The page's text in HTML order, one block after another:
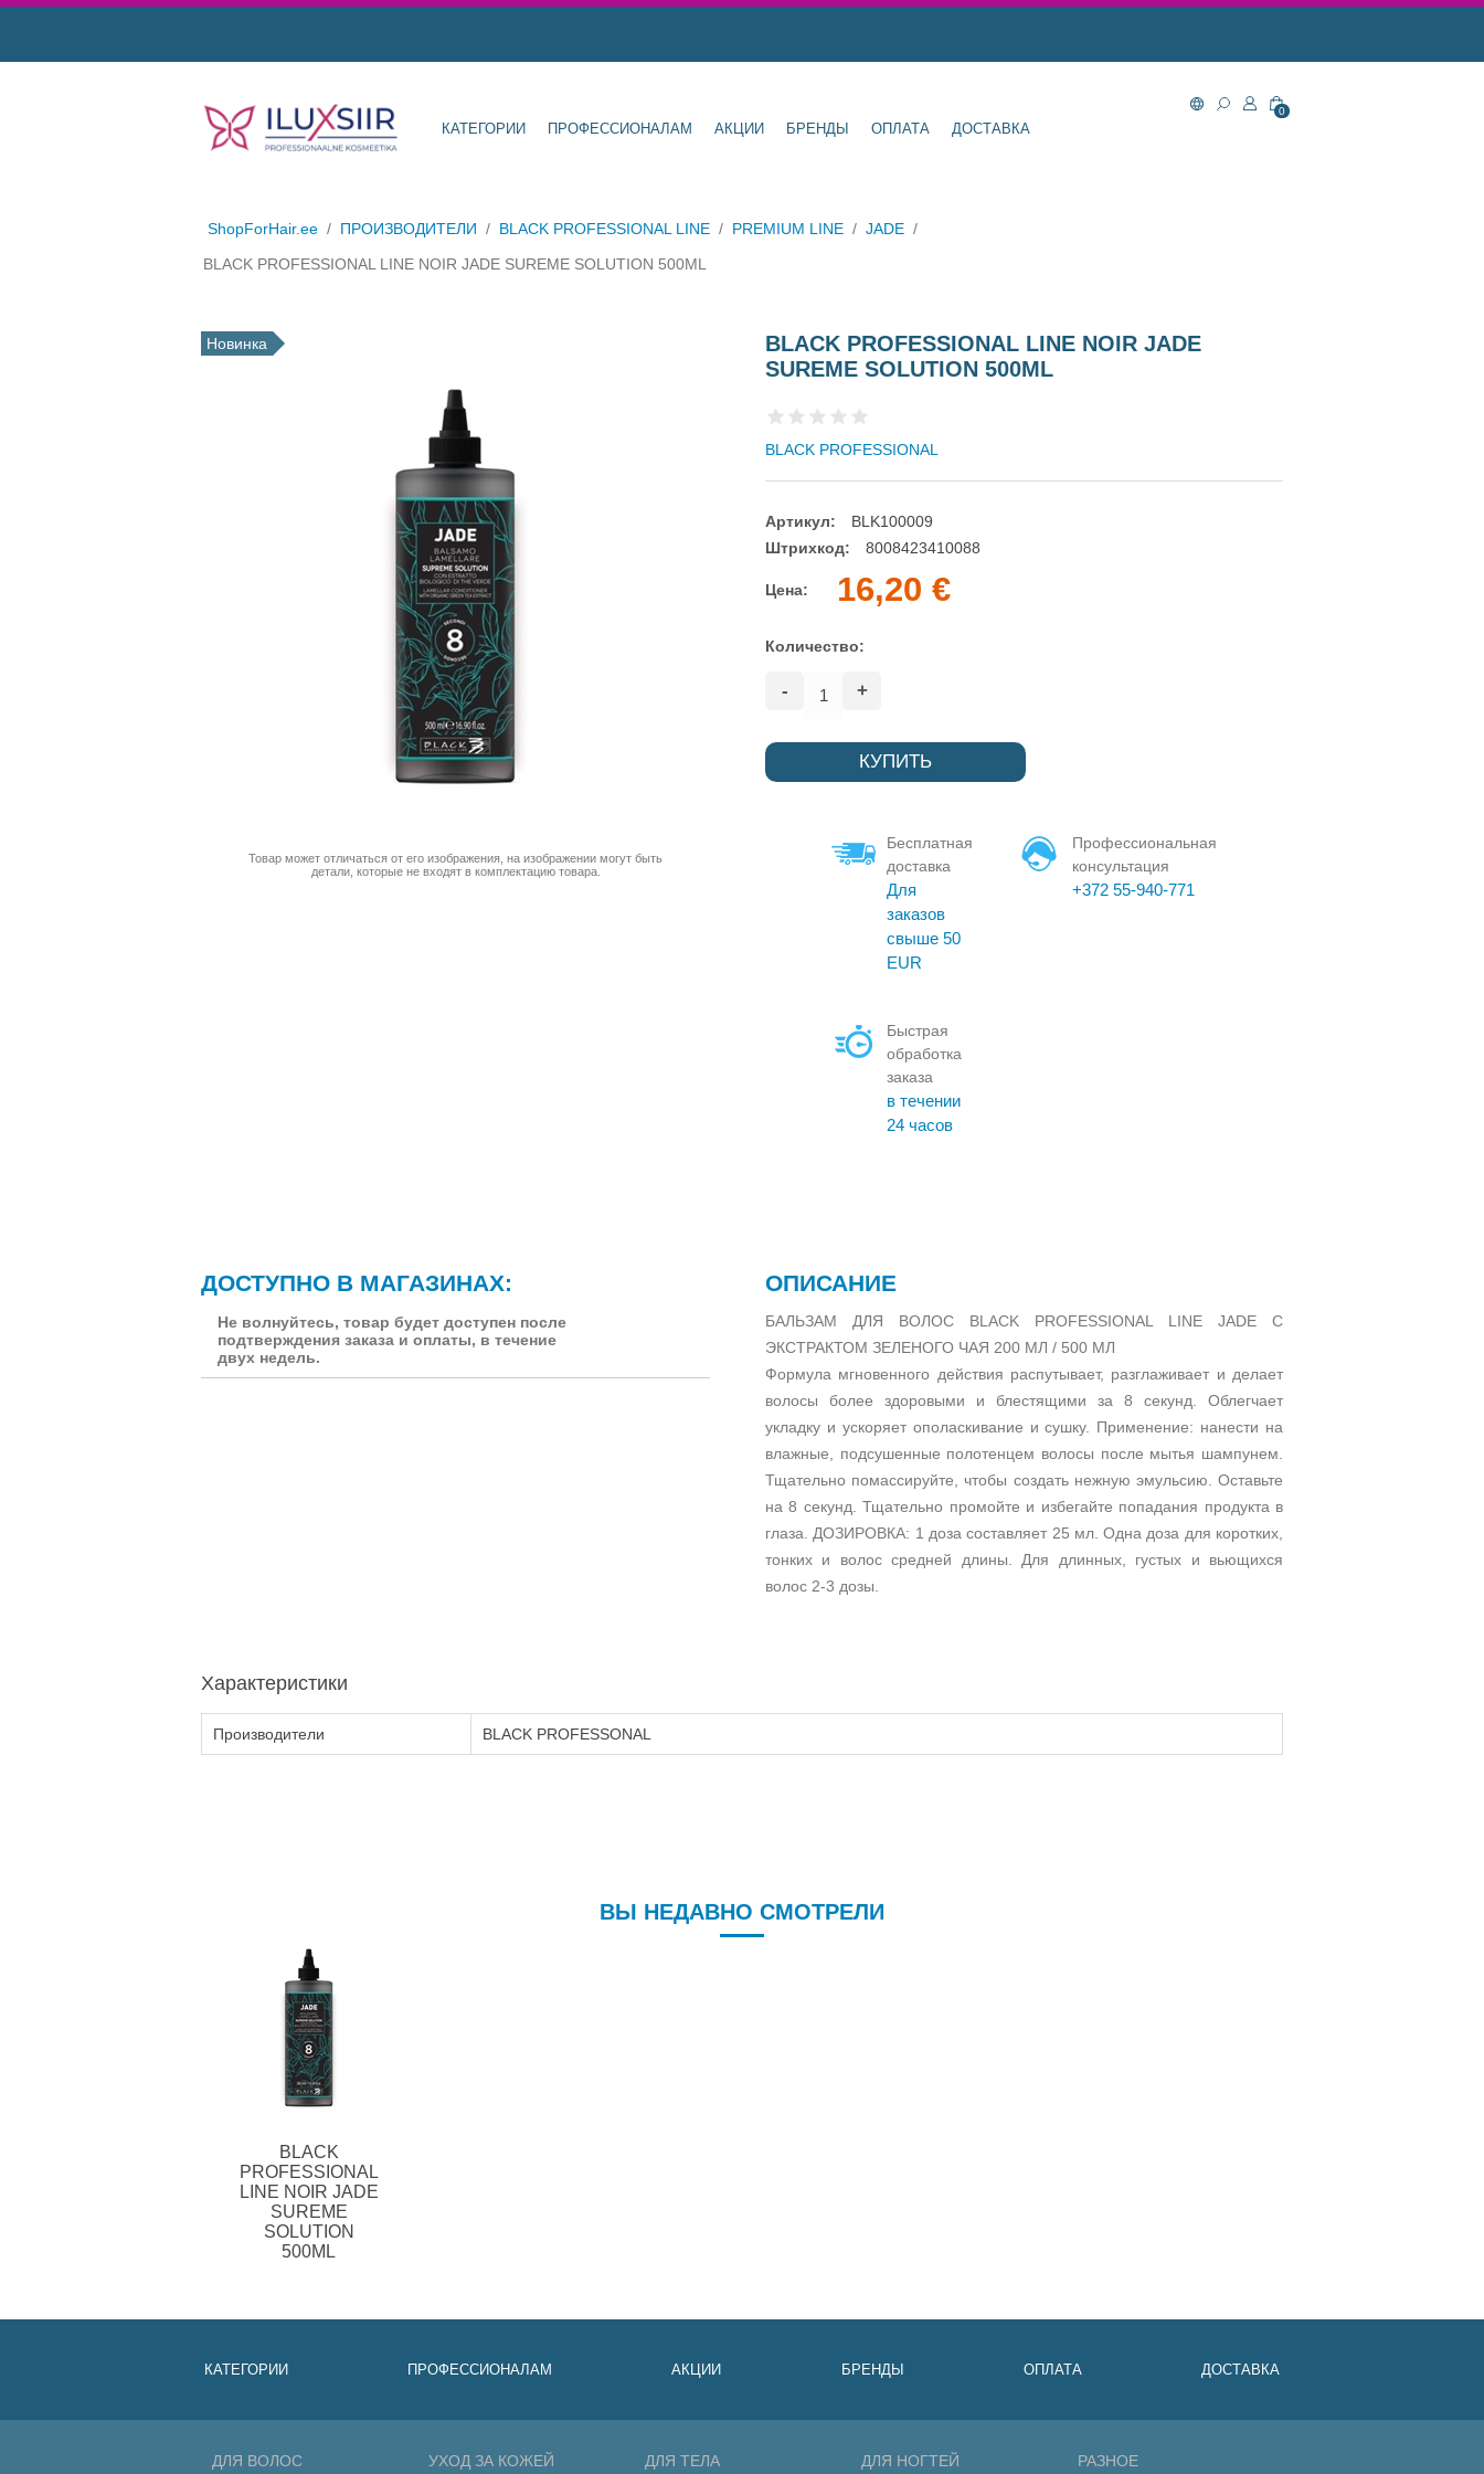
КАТЕГОРИИ ПРОФЕССИОНАЛАМ АКЦИИ БРЕНДЫ ОПЛАТА ДОСТАВКА
0
ShopForHair.ee / ПРОИЗВОДИТЕЛИ / BLACK PROFESSIONAL LINE / PREMIUM LINE / JADE /
BLACK PROFESSIONAL LINE NOIR JADE SUREME SOLUTION 500ML
Новинка
Товар может отличаться от его изображения, на изображении могут быть
детали, которые не входят в комплектацию товара.
BLACK PROFESSIONAL LINE NOIR JADE
SUREME SOLUTION 500ML
BLACK PROFESSIONAL
Артикул:
BLK100009
Штрихкод:
8008423410088
Цена: 16,20 €
Количество:
- +
Бесплатная
доставка
Для
заказов
свыше 50
EUR
Профессиональная
консультация
+372 55-940-771
Быстрая
обработка
заказа
в течении
24 часов
ДОСТУПНО В МАГАЗИНАХ:
Не волнуйтесь, товар будет доступен после
подтверждения заказа и оплаты, в течение
двух недель.
ОПИСАНИЕ
БАЛЬЗАМ ДЛЯ ВОЛОС BLACK PROFESSIONAL LINE JADE С
ЭКСТРАКТОМ ЗЕЛЕНОГО ЧАЯ 200 МЛ / 500 МЛ
Формула мгновенного действия распутывает, разглаживает и делает
волосы более здоровыми и блестящими за 8 секунд. Облегчает
укладку и ускоряет ополаскивание и сушку. Применение: нанести на
влажные, подсушенные полотенцем волосы после мытья шампунем.
Тщательно помассируйте, чтобы создать нежную эмульсию. Оставьте
на 8 секунд. Тщательно промойте и избегайте попадания продукта в
глаза. ДОЗИРОВКА: 1 доза составляет 25 мл. Одна доза для коротких,
тонких и волос средней длины. Для длинных, густых и вьющихся
волос 2-3 дозы.
Характеристики
Производители BLACK PROFESSONAL
ВЫ НЕДАВНО СМОТРЕЛИ
BLACK
PROFESSIONAL
LINE NOIR JADE
SUREME
SOLUTION
500ML
КАТЕГОРИИ ПРОФЕССИОНАЛАМ АКЦИИ БРЕНДЫ ОПЛАТА ДОСТАВКА
ДЛЯ ВОЛОС УХОД ЗА КОЖЕЙ ДЛЯ ТЕЛА ДЛЯ НОГТЕЙ РАЗНОЕ